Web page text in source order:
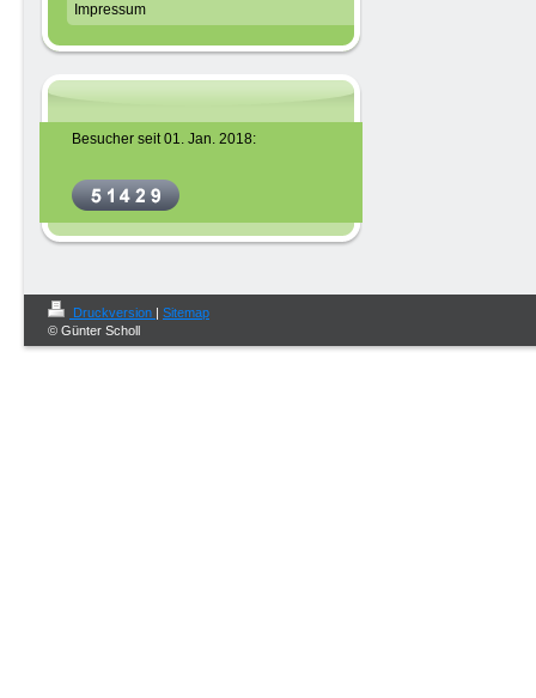
Impressum
Besucher seit 01. Jan. 2018:
Druckversion | Sitemap
© Günter Scholl